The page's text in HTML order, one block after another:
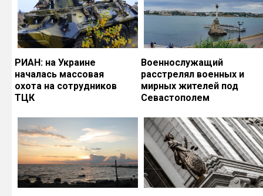
РИАН: на Украине
началась массовая
охота на сотрудников
ТЦК
Военнослужащий
расстрелял военных и
мирных жителей под
Севастополем